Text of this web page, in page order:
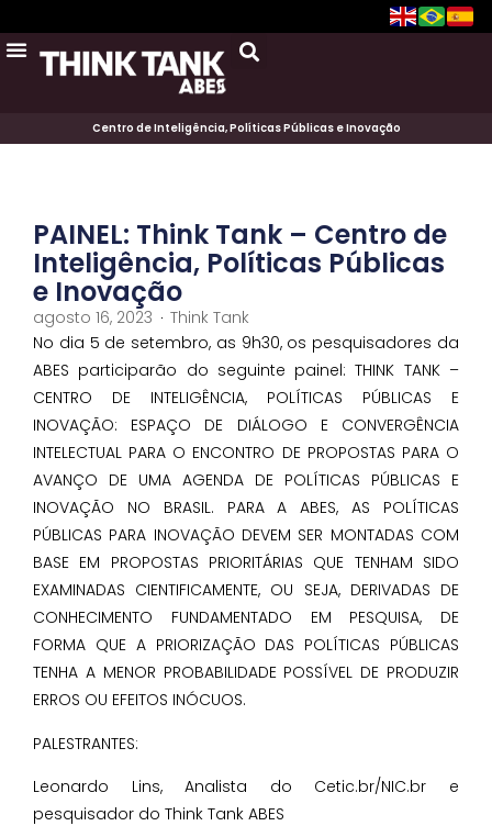
Centro de Inteligência, Políticas Públicas e Inovação
PAINEL: Think Tank – Centro de
Inteligência, Políticas Públicas
e Inovação
agosto 16, 2023
Think Tank
No dia 5 de setembro, as 9h30, os pesquisadores da
ABES participarão do seguinte painel: THINK TANK –
CENTRO DE INTELIGÊNCIA, POLÍTICAS PÚBLICAS E
INOVAÇÃO: ESPAÇO DE DIÁLOGO E CONVERGÊNCIA
INTELECTUAL PARA O ENCONTRO DE PROPOSTAS PARA O
AVANÇO DE UMA AGENDA DE POLÍTICAS PÚBLICAS E
INOVAÇÃO NO BRASIL. PARA A ABES, AS POLÍTICAS
PÚBLICAS PARA INOVAÇÃO DEVEM SER MONTADAS COM
BASE EM PROPOSTAS PRIORITÁRIAS QUE TENHAM SIDO
EXAMINADAS CIENTIFICAMENTE, OU SEJA, DERIVADAS DE
CONHECIMENTO FUNDAMENTADO EM PESQUISA, DE
FORMA QUE A PRIORIZAÇÃO DAS POLÍTICAS PÚBLICAS
TENHA A MENOR PROBABILIDADE POSSÍVEL DE PRODUZIR
ERROS OU EFEITOS INÓCUOS.
PALESTRANTES:
Leonardo Lins, Analista do Cetic.br/NIC.br e
pesquisador do Think Tank ABES